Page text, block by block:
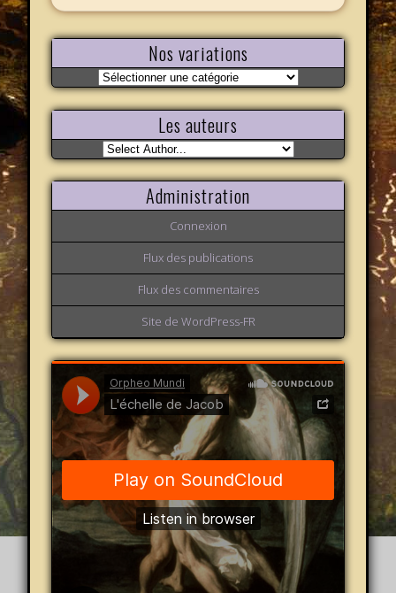
Nos variations
Nos
variations
Les auteurs
Administration
Connexion
Flux des publications
Flux des commentaires
Site de WordPress-FR